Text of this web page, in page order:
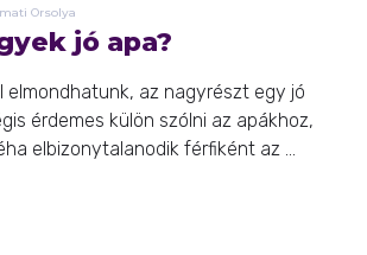
Orsolya
jó apa?
elmondhatunk, az nagyrészt egy jó
érdemes külön szólni az apákhoz,
elbizonytalanodik férfiként az ...